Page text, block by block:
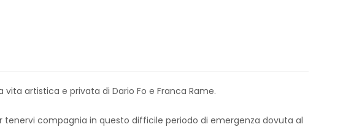
artistica e privata di Dario Fo e Franca Rame.
compagnia in questo difficile periodo di emergenza dovuta al